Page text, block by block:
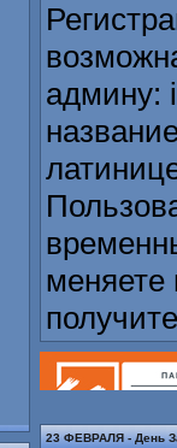
админу:
меняете
23 ФЕВРАЛЯ - День